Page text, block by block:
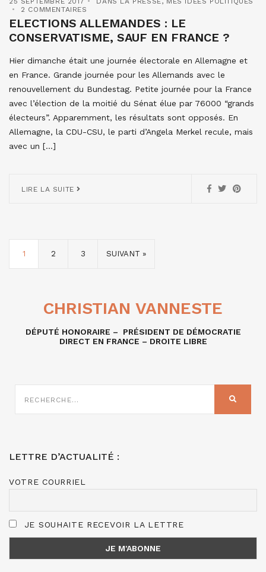
2 COMMENTAIRES
ELECTIONS ALLEMANDES : LE
CONSERVATISME, SAUF EN FRANCE ?
Hier dimanche était une journée électorale en Allemagne et
en France. Grande journée pour les Allemands avec le
renouvellement du Bundestag. Petite journée pour la France
avec l’élection de la moitié du Sénat élue par 76000 “grands
électeurs”. Apparemment, les résultats sont opposés. En
Allemagne, la CDU-CSU, le parti d’Angela Merkel recule, mais
avec un […]
LIRE LA SUITE
1 2 3 SUIVANT »
CHRISTIAN VANNESTE
DÉPUTÉ HONORAIRE – PRÉSIDENT DE DÉMOCRATIE
DIRECT EN FRANCE – DROITE LIBRE
SUR
LETTRE D’ACTUALITÉ :
VOTRE COURRIEL
JE SOUHAITE RECEVOIR LA LETTRE